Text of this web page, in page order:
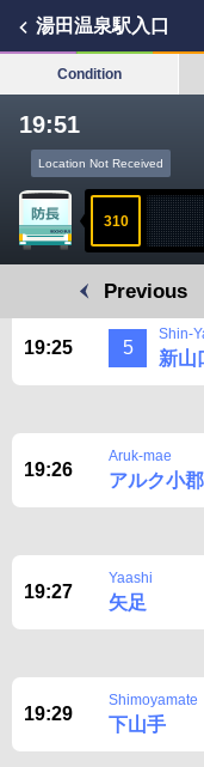
湯田温泉駅入口
Condition
19:51
Location Not Received
310
Previous
19:25 5
Shin-
新山
19:26
Aruk-mae
アルク小
19:27
Yaashi
矢足
19:29
Shimoyamate
下山手